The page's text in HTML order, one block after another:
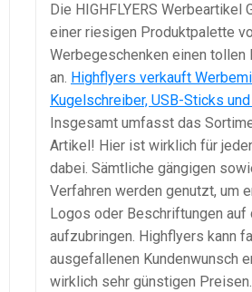
Die HIGHFLYERS Werbeartikel
einer riesigen Produktpalette
Werbegeschenken einen tollen
an. Highflyers verkauft
Kugelschreiber, USB-Sticks
Insgesamt umfasst das
Artikel! Hier ist wirklich für
dabei. Sämtliche gängigen
Verfahren werden genutzt, um
Logos oder Beschriftungen auf
aufzubringen. Highflyers kann
ausgefallenen Kundenwunsch
wirklich sehr günstigen Preisen.